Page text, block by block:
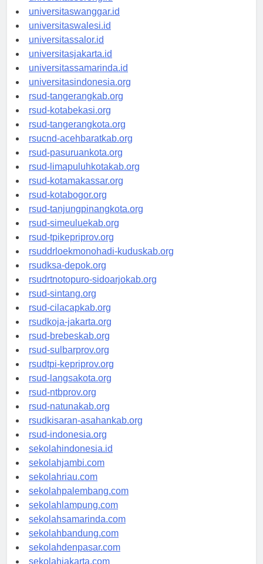
universitassorong.id
universitaswanggar.id
universitaswalesi.id
universitassalor.id
universitasjakarta.id
universitassamarinda.id
universitasindonesia.org
rsud-tangerangkab.org
rsud-kotabekasi.org
rsud-tangerangkota.org
rsucnd-acehbaratkab.org
rsud-pasuruankota.org
rsud-limapuluhkotakab.org
rsud-kotamakassar.org
rsud-kotabogor.org
rsud-tanjungpinangkota.org
rsud-simeuluekab.org
rsud-tpikepriprov.org
rsuddrloekmonohadi-kuduskab.org
rsudksa-depok.org
rsudrtnotopuro-sidoarjokab.org
rsud-sintang.org
rsud-cilacapkab.org
rsudkoja-jakarta.org
rsud-brebeskab.org
rsud-sulbarprov.org
rsudtpi-kepriprov.org
rsud-langsakota.org
rsud-ntbprov.org
rsud-natunakab.org
rsudkisaran-asahankab.org
rsud-indonesia.org
sekolahindonesia.id
sekolahjambi.com
sekolahriau.com
sekolahpalembang.com
sekolahlampung.com
sekolahsamarinda.com
sekolahbandung.com
sekolahdenpasar.com